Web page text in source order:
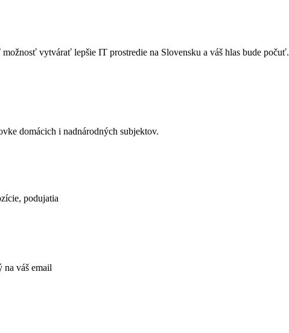
vytvárať lepšie IT prostredie na Slovensku a váš hlas bude počuť.
domácich i nadnárodných subjektov.
podujatia
na váš email